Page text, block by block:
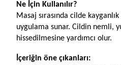
Ne İçin Kullanılır?
Masaj sırasında cilde
uygulama sunar. Cildin nemli,
hissedilmesine yardımcı olur.
İçeriğin öne çıkanları: